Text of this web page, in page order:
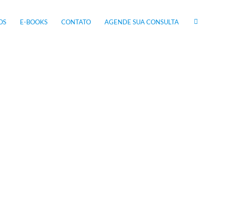
E-BOOKS CONTATO AGENDE SUA CONSULTA